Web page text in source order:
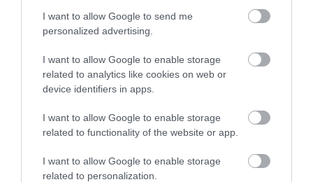
I want to allow Google to send me
personalized advertising.
I want to allow Google to enable storage
related to analytics like cookies on web or
device identifiers in apps.
I want to allow Google to enable storage
related to functionality of the website or app.
I want to allow Google to enable storage
related to personalization.
Ennyi négyévszakos gumi kapott nagyon jó vagy jó
A négyévszakos gumi sok sofőr számára csábító kompromisszum.
Nem kell tavasszal és ősszel gumishoz járni, nincs szükség két
külön szettre, és az év nagy részében kényelmes megoldást kínál.
Szakértők…